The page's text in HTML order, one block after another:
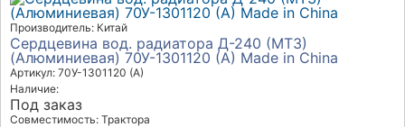
Производитель: Китай
Сердцевина вод. радиатора Д-240 (МТЗ)
(Алюминиевая) 70У-1301120 (А) Made in China
Артикул: 70У-1301120 (А)
Наличие:
Под заказ
Совместимость: Трактора